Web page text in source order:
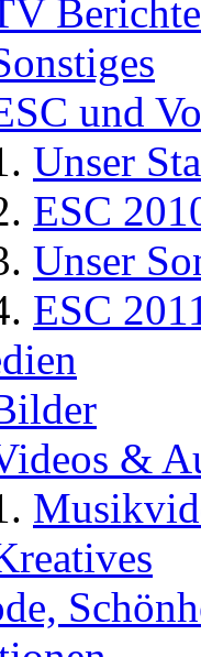
Berichte
und
Unser
ESC
Unser
ESC
&